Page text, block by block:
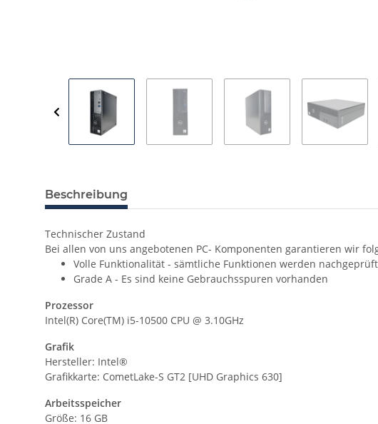
Beschreibung
Technischer Zustand
Bei allen von uns angebotenen PC- Komponenten garantieren wir
Volle Funktionalität - sämtliche Funktionen werden
Grade A - Es sind keine Gebrauchsspuren vorhanden
Prozessor
Intel(R) Core(TM) i5-10500 CPU @ 3.10GHz
Grafik
Hersteller: Intel®
Grafikkarte: CometLake-S GT2 [UHD Graphics 630]
Arbeitsspeicher
Größe: 16 GB